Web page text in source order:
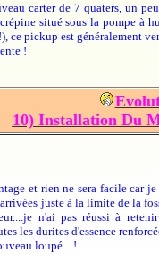
carter de 7 quaters, un
situé sous la pompe à
ce pickup est généralement
!
10) Installation Du
et rien ne sera facile car
juste à la limite de la
n'ai pas réussi à
les durites d'essence
loupé....!